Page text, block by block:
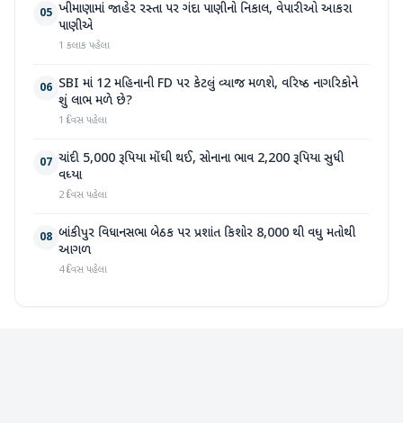
05 ખીમાણામાં જાહેર રસ્તા પર ગંદા પાણીનો નિકાલ, વેપારીઓ આકરા
પાણીએ
1 કલાક પહેલા
06 SBI માં 12 મહિનાની FD પર કેટલું વ્યાજ મળશે, વરિષ્ઠ નાગરિકોને
શું લાભ મળે છે?
1 દિવસ પહેલા
07 ચાંદી 5,000 રૂપિયા મોંઘી થઈ, સોનાના ભાવ 2,200 રૂપિયા સુધી
વધ્યા
2 દિવસ પહેલા
08 બાંકીપુર વિધાનસભા બેઠક પર પ્રશાંત કિશોર 8,000 થી વધુ મતોથી
આગળ
4 દિવસ પહેલા